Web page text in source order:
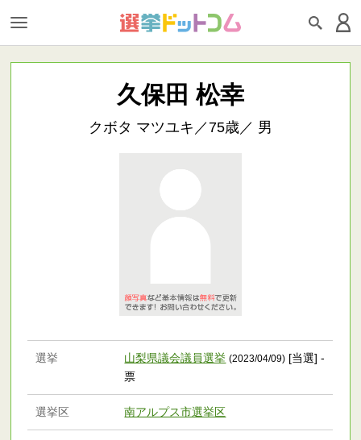
久保田 松幸
クボタ マツユキ／75歳／ 男
選挙 山梨県議会議員選挙 (2023/04/09) [当選] -
票
選挙区 南アルプス市選挙区